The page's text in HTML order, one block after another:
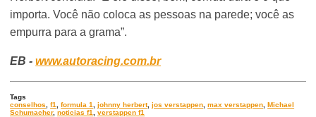
importa. Você não coloca as pessoas na parede; você as
empurra para a grama”.
EB -www.autoracing.com.br
Tags
conselhos
,f1 ,formula 1 ,johnny herbert,jos verstappen ,max verstappen ,Michael
Schumacher,noticias f1 ,verstappen f1